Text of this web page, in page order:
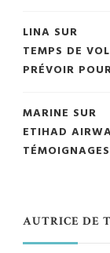
LINA SUR
TEMPS DE
PRÉVOIR
MARINE SUR
ETIHAD
AUTRICE DE